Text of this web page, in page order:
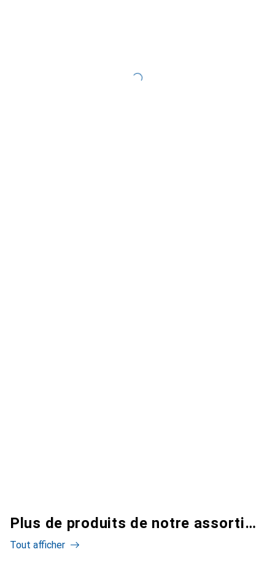
Plus de produits de notre assortiment
Tout afficher